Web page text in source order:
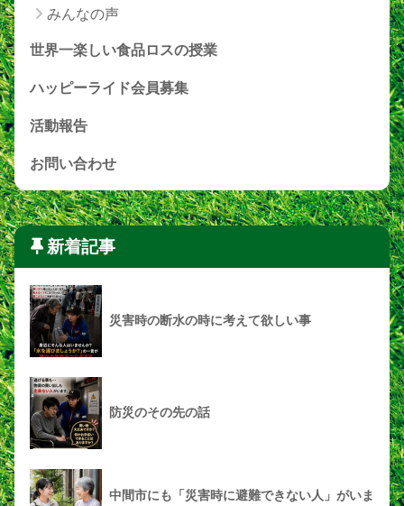
みんなの声
世界一楽しい食品ロスの授業
ハッピーライド会員募集
活動報告
お問い合わせ
新着記事
災害時の断水の時に考えて欲しい事
防災のその先の話
中間市にも「災害時に避難できない人」がいま